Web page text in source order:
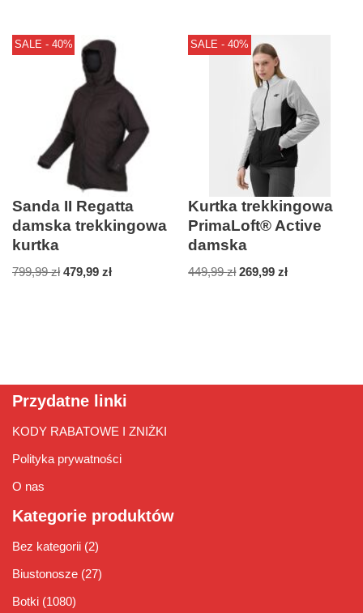
SALE - 40%
Sanda II Regatta
damska trekkingowa
kurtka
799,99zł 479,99 zł
SALE - 40%
Kurtka trekkingowa
PrimaLoft® Active
damska
449,99zł 269,99zł
Przydatne linki
KODY RABATOWE I ZNIŻKI
Polityka prywatności
O nas
Kategorie produktów
Bez kategorii (2)
Biustonosze (27)
Botki (1080)